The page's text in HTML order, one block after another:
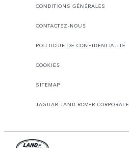
CONDITIONS GÉNÉRALES
CONTACTEZ-NOUS
POLITIQUE DE CONFIDENTIALITÉ
COOKIES
SITEMAP
JAGUAR LAND ROVER CORPORATE